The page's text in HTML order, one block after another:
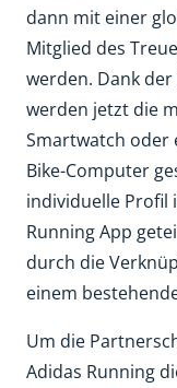
dann mit einer
Mitglied des
werden. Dank
werden jetzt die
Smartwatch oder
Bike-Computer
individuelle Profil
Running App
durch die
einem
Um die
Adidas Running